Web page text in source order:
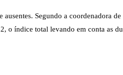
Segundo a coordenadora de
o índice total levando em conta as